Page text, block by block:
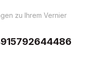
zu Ihrem Vernier